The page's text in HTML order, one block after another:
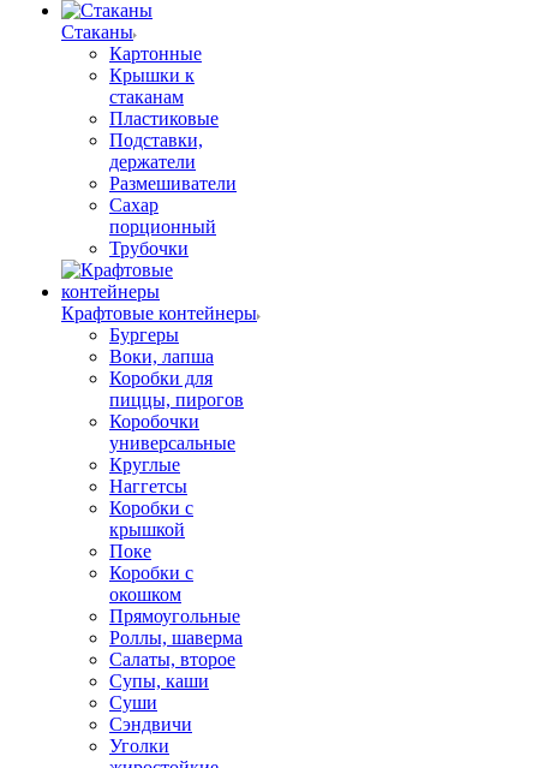
Стаканы
Картонные
Крышки к
стаканам
Пластиковые
Подставки,
держатели
Размешиватели
Сахар
порционный
Трубочки
Крафтовые контейнеры
Бургеры
Воки, лапша
Коробки для
пиццы, пирогов
Коробочки
универсальные
Круглые
Наггетсы
Коробки с
крышкой
Поке
Коробки с
окошком
Прямоугольные
Роллы, шаверма
Салаты, второе
Супы, каши
Суши
Сэндвичи
Уголки